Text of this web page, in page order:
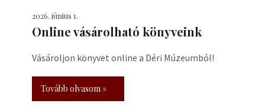
2026. június 1.
Online vásárolható könyveink
Vásároljon könyvet online a Déri Múzeumból!
Tovább olvasom »